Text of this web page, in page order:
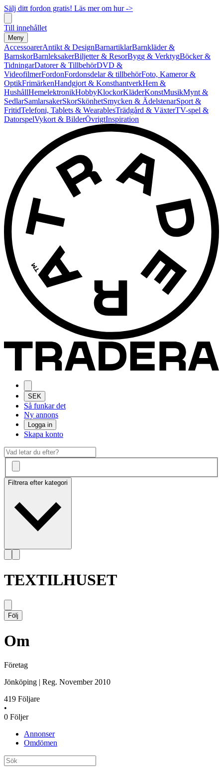
Sälj ditt fordon gratis! Läs mer om hur ->
Till innehållet
Meny
AccessoarerAntikt & DesignBarnartiklarBarnkläder &
BarnskorBarnleksakerBiljetter & ResorBygg & VerktygBöcker &
TidningarDatorer & TillbehörDVD &
VideofilmerFordonFordonsdelar & tillbehörFoto, Kameror &
OptikFrimärkenHandgjort & KonsthantverkHem &
HushållHemelektronikHobbyKlockorKläderKonstMusikMynt &
SedlarSamlarsakerSkorSkönhetSmycken & ÄdelstenarSport &
FritidTelefoni, Tablets & WearablesTrädgård & VäxterTV-spel &
DatorspelVykort & BilderÖvrigtInspiration
SEK
Så funkar det
Ny annons
Logga in
Skapa konto
Filtrera efter kategori
TEXTILHUSET
Följ
Om
Företag
Jönköping | Reg. November 2010
419 Följare
•
0 Följer
Annonser
Omdömen